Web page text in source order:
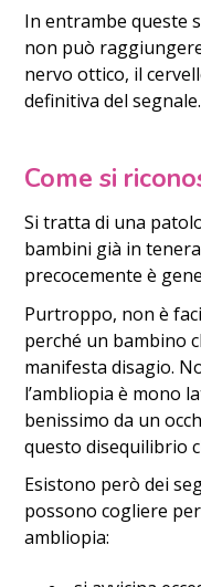
In entrambe queste
non può
nervo ottico, il
definitiva del segnale.
Come si
Si tratta di una
bambini già in
precocemente è
Purtroppo, non è
perché un bambino
manifesta disagio.
l’ambliopia è mono
benissimo da un
questo disequilibrio
Esistono però dei
possono cogliere
ambliopia: